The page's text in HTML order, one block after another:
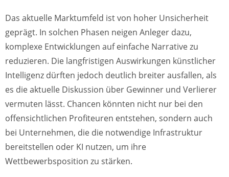
Das aktuelle Marktumfeld ist von hoher Unsicherheit
geprägt. In solchen Phasen neigen Anleger dazu,
komplexe Entwicklungen auf einfache Narrative zu
reduzieren. Die langfristigen Auswirkungen künstlicher
Intelligenz dürften jedoch deutlich breiter ausfallen, als
es die aktuelle Diskussion über Gewinner und Verlierer
vermuten lässt. Chancen könnten nicht nur bei den
offensichtlichen Profiteuren entstehen, sondern auch
bei Unternehmen, die die notwendige Infrastruktur
bereitstellen oder KI nutzen, um ihre
Wettbewerbsposition zu stärken.